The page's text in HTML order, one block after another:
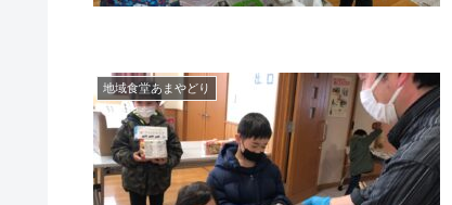
地域食堂あまやどり